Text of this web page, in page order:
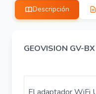
Descripción
GEOVISION GV-